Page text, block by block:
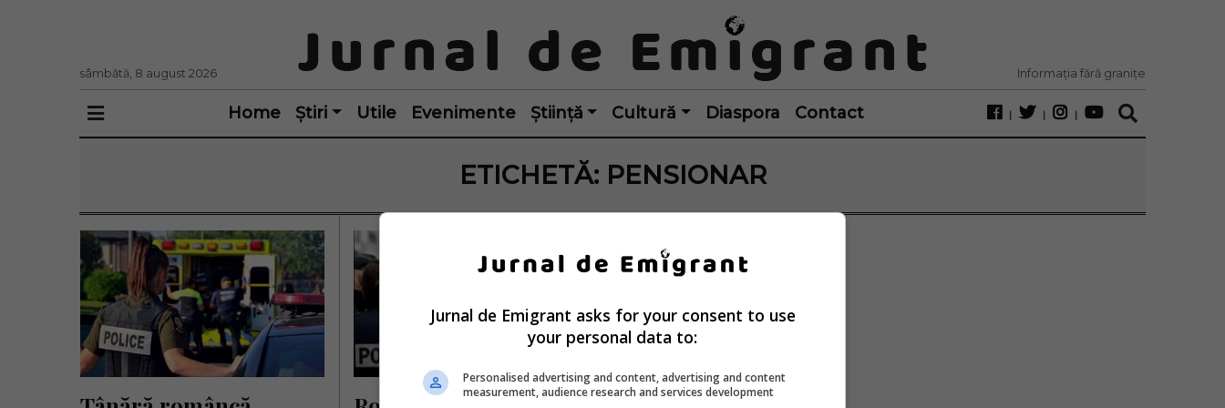
sâmbătă, 8 august 2026 Informația fără granițe
Home Știri Utile Evenimente Știință Cultură Diaspora Contact
ETICHETĂ: PENSIONAR
Jurnal de Emigrant asks for your consent to use
your personal data to:
Personalised advertising and content, advertising and content
measurement, audience research and services development